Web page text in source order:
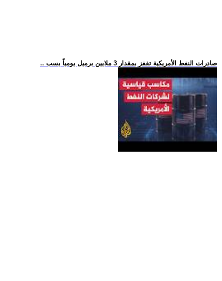
.. صادرات النفط الأمريكية تقفز بمقدار 3 ملايين برميل يومياً بسب